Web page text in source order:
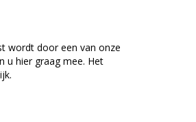
wordt door een van onze
u hier graag mee. Het